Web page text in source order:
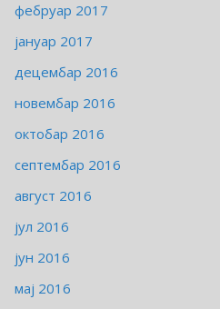
фебруар 2017
јануар 2017
децембар 2016
новембар 2016
октобар 2016
септембар 2016
август 2016
јул 2016
јун 2016
мај 2016